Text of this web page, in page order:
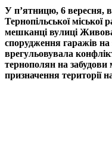
У п’ятницю, 6 вересня,
Тернопільської міської
мешканці вулиці
спорудження гаражів на
врегульовувала
тернополян на забудови
призначення території